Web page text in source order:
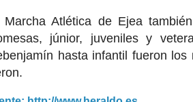
Marcha Atlética de Ejea
júnior, juveniles y
hasta infantil fueron